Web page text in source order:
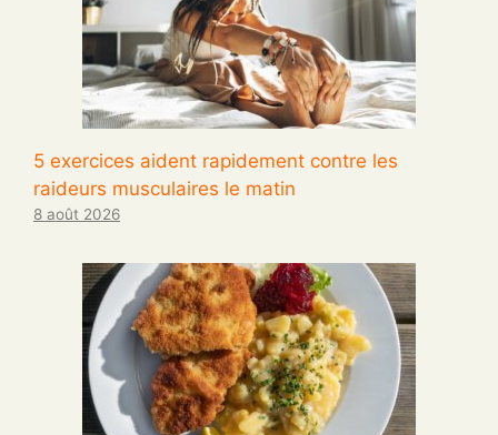
5 exercices aident rapidement contre les
raideurs musculaires le matin
8 août 2026